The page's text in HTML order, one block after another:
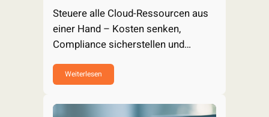
Steuere alle Cloud-Ressourcen aus
einer Hand – Kosten senken,
Compliance sicherstellen und
Weiterlesen